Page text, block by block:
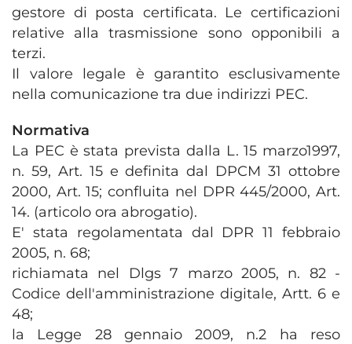
gestore di posta certificata. Le certificazioni
relative alla trasmissione sono opponibili a
terzi.
Il valore legale è garantito esclusivamente
nella comunicazione tra due indirizzi PEC.
Normativa
La PEC è stata prevista dalla L. 15 marzo1997,
n. 59, Art. 15 e definita dal DPCM 31 ottobre
2000, Art. 15; confluita nel DPR 445/2000, Art.
14. (articolo ora abrogatio).
E' stata regolamentata dal DPR 11 febbraio
2005, n. 68;
richiamata nel Dlgs 7 marzo 2005, n. 82 -
Codice dell'amministrazione digitale, Artt. 6 e
48;
la Legge 28 gennaio 2009, n.2 ha reso